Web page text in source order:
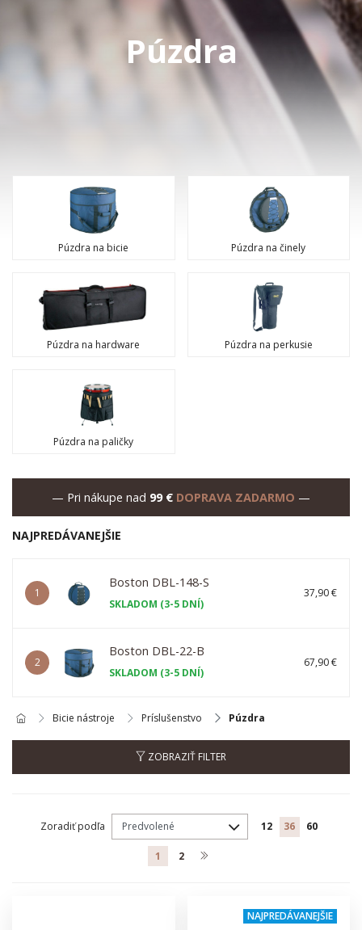
Púzdra
Púzdra na bicie Púzdra na činely
Púzdra na hardware Púzdra na perkusie
Púzdra na paličky
— Pri nákupe nad 99 € DOPRAVA ZADARMO —
NAJPREDÁVANEJŠIE
1
Boston DBL-148-S
SKLADOM (3-5 DNÍ)
37,90 €
2
Boston DBL-22-B
SKLADOM (3-5 DNÍ)
67,90 €
Bicie nástroje Príslušenstvo Púzdra
ZOBRAZIŤ FILTER
Zoradiť podľa 12 36 60
1 2
NAJPREDÁVANEJŠIE